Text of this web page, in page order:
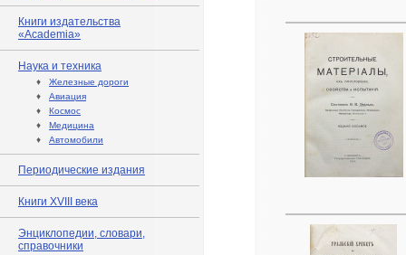
Книги издательства
«Academia»
Наука и техника
♦ Железные дороги
♦ Авиация
♦ Космос
♦ Медицина
♦ Автомобили
Периодические издания
Книги XVIII века
Энциклопедии, словари,
справочники